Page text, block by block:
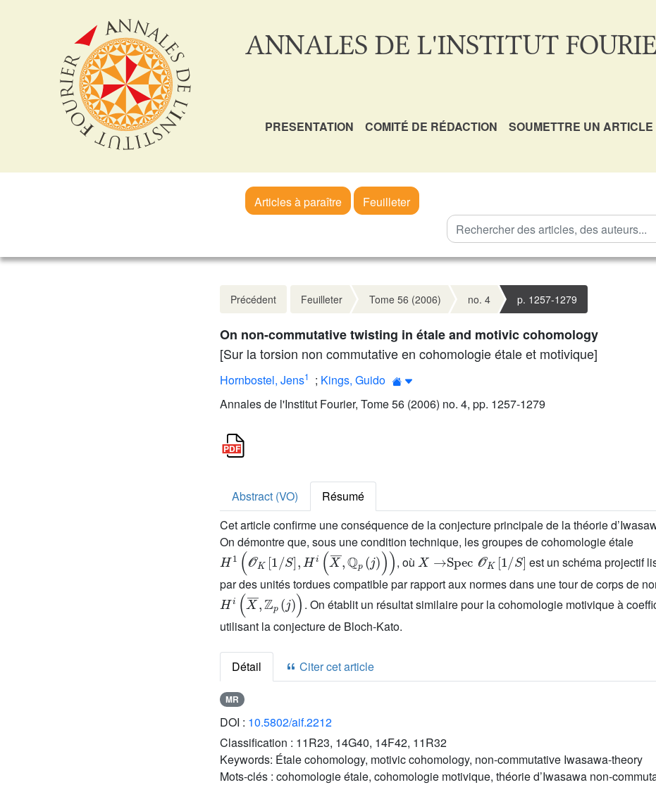
ANNALES DE L'INSTITUT
PRESENTATION COMITÉ DE RÉDACTION SOUMETTRE UN ARTICLE
Articles à paraître
Feuilleter
Précédent Feuilleter Tome 56 (2006) no. 4 p. 1257-1279
On non-commutative twisting in étale and motivic cohomology
[Sur la torsion non commutative en cohomologie étale et motivique]
Hornbostel, Jens1 ; Kings, Guido
Annales de l'Institut Fourier, Tome 56 (2006) no. 4, pp. 1257-1279
Abstract (VO)
Résumé
Cet article confirme une conséquence de la conjecture principale de la théorie
On démontre que, sous une condition technique, les groupes de cohomologie étale
H1(𝒪K[1/S],Hi(X¯,ℚp(j)))
, où
X→Spec𝒪K[1/S]
est un schéma projectif
par des unités tordues compatible par rapport aux normes dans une tour de corps de
Hi(X¯,ℤp(j))
. On établit un résultat similaire pour la cohomologie motivique à
utilisant la conjecture de Bloch-Kato.
Détail Citer cet article
MR
DOI : 10.5802/aif.2212
Classification : 11R23, 14G40, 14F42, 11R32
Keywords: Étale cohomology, motivic cohomology, non-commutative Iwasawa-theory
Mots-clés : cohomologie étale, cohomologie motivique, théorie d’Iwasawa non-